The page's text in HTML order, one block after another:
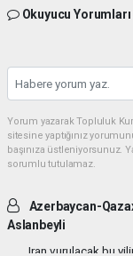
Okuyucu Yorumları
Yorum yazarak Topluluk
sitesine yaptığınız
başınıza üstleniyorsunuz.
sorumlu tutulamaz.
Azerbaycan-
Aslanbeyli
Iran vurulacak bu